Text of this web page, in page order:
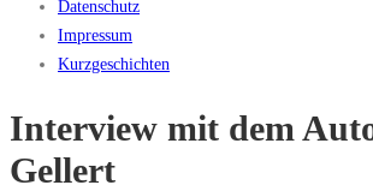
Datenschutz
Impressum
Kurzgeschichten
Interview mit dem
Gellert